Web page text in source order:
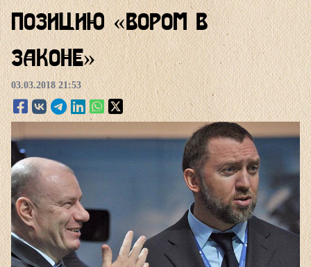
позицию «вором в
законе»
03.03.2018 21:53